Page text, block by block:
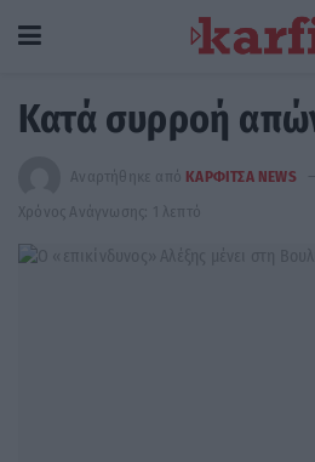
Κατά συρροή
Αναρτήθηκε από ΚΑΡΦΙΤΣΑ NEWS
Χρόνος Ανάγνωσης: 1 λεπτό